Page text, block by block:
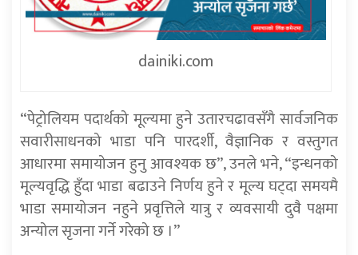
dainiki.com
“पेट्रोलियम पदार्थको मूल्यमा हुने उतारचढावसँगै सार्वजनिक
सवारीसाधनको भाडा पनि पारदर्शी, वैज्ञानिक र वस्तुगत
आधारमा समायोजन हुनु आवश्यक छ”, उनले भने, “इन्धनको
मूल्यवृद्धि हुँदा भाडा बढाउने निर्णय हुने र मूल्य घट्दा समयमै
भाडा समायोजन नहुने प्रवृत्तिले यात्रु र व्यवसायी दुवै पक्षमा
अन्योल सृजना गर्ने गरेको छ ।”